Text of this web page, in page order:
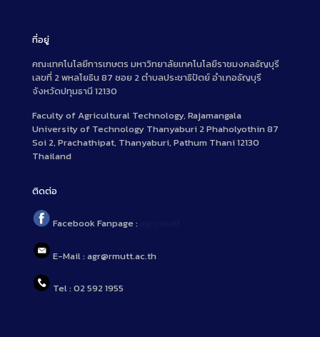
ที่อยู่
คณะเทคโนโลยีการเกษตร มหาวิทยาลัยเทคโนโลยีราชมงคลธัญบุรี
เลขที่ 2 พหลโยธิน 87 ซอย 2 ตำบลประชาธิปัตย์ อำเภอธัญบุรี
จังหวัดปทุมธานี 12130
Faculty of Agricultural Technology, Rajamangala
University of Technology Thanyaburi 2 Phaholyothin 87
Soi 2, Prachathipat, Thanyaburi, Pathum Thani 12130
Thailand
ติดต่อ
Facebook Fanpage :
E-Mail : agr@rmutt.ac.th
Tel : 02 592 1955